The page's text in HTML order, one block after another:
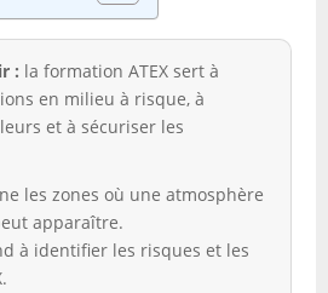
: la formation ATEX sert à
en milieu à risque, à
et à sécuriser les
les zones où une atmosphère
apparaître.
à identifier les risques et les